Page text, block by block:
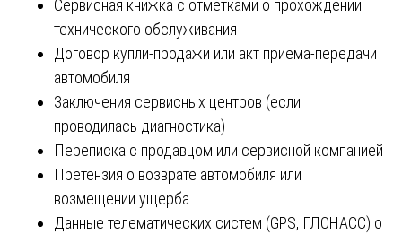
Сервисная книжка с отметками о прохождении
технического обслуживания
Договор купли-продажи или акт приема-передачи
автомобиля
Заключения сервисных центров (если
проводилась диагностика)
Переписка с продавцом или сервисной компанией
Претензия о возврате автомобиля или
возмещении ущерба
Данные телематических систем (GPS, ГЛОНАСС) о